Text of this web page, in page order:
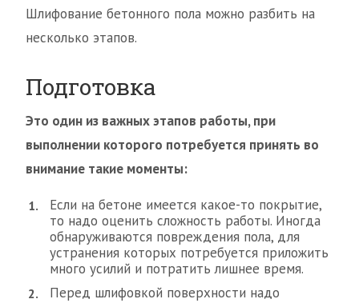
Шлифование бетонного пола можно разбить на
несколько этапов.
Подготовка
Это один из важных этапов работы, при
выполнении которого потребуется принять во
внимание такие моменты:
Если на бетоне имеется какое-то покрытие,
то надо оценить сложность работы. Иногда
обнаруживаются повреждения пола, для
устранения которых потребуется приложить
много усилий и потратить лишнее время.
Перед шлифовкой поверхности надо